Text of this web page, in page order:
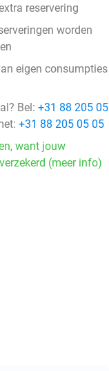
reservering
worden
eigen consumpties
Bel: +31 88 205 05
+31 88 205 05 05
want jouw
(meer info)